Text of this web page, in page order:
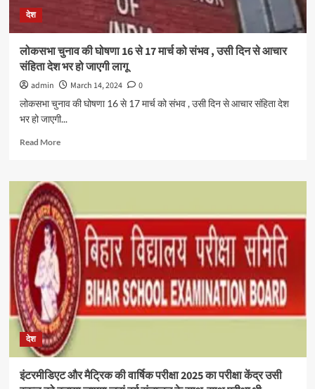
देश
लोकसभा चुनाव की घोषणा 16 से 17 मार्च को संभव , उसी दिन से आचार
संहिता देश भर हो जाएगी लागू
admin March 14, 2024
0
लोकसभा चुनाव की घोषणा 16 से 17 मार्च को संभव , उसी दिन से आचार संहिता देश
भर हो जाएगी...
Read MoreRead
लोकसभा
चुनाव
की
घोषणा
16
से
17
मार्च
को
संभव
,
उसी
दिन
से
आचार
संहिता
देश
इंटरमीडिएट और मैट्रिक की वार्षिक परीक्षा 2025 का परीक्षा केंद्र उसी